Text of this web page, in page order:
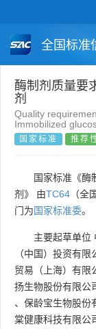
全国标准
国家标准
团体标准
酶制剂质量要
剂
Quality
Immobilized
国家标准 推荐
国家标准《酶
剂》 由TC64 （
门为国家标准委。
主要起草单位
（中国）投资有限
贸易（上海）有限
扬生物股份有限公
、 保龄宝生物股份
棠健康科技有限公